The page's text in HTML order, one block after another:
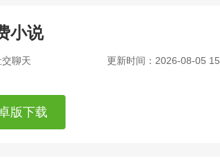
小说
聊天
更新时间：2026-08-05
版下载